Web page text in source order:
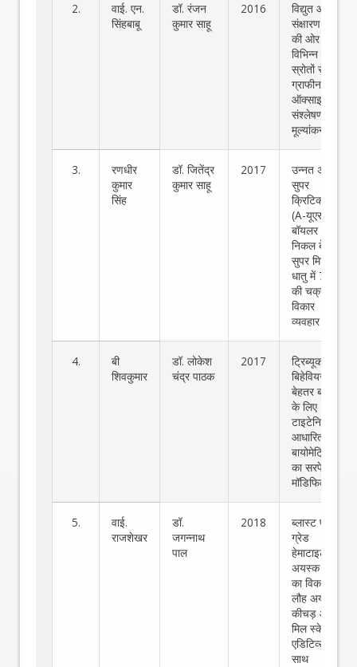
2.
वाई. एन.
सिंहबाबू
डॉ. रंजन
कुमार साहू
2016
विद्युत और
संक्षारण गुणों
की ओर
विभिन्न कार्बन
स्रोतों से
ग्राफीन
ऑक्साइड का
संश्लेषण और
मूल्यांकन
3.
रणधीर
कुमार
सिंह
डॉ. जितेंद्र
कुमार साहू
2017
उन्नत अल्ट्रा
सुपर
क्रिटिकल
(A-यूएससी)
बॉयलर ग्रेड
निकल बेस
सुपर मिश्र
धातु में 740H
की चक्रीय
विकार
व्यवहार
4.
बी
शिवकुमार
डॉ. लोकेश
चंद्र पाठक
2017
ट्रिब्यूकोरेशन
बिहेवियर को
बेहतर बनाने
के लिए
टाइटेनियम
आधारित
बायोमेट्रिक
का सरफेस
मॉडिफिकेशन
5.
वाई.
राजशेखर
डॉ.
जगन्नाथ
पाल
2018
ब्लास्ट फर्नेस
ग्रेड
हेमाटाइट
अयस्क पेलेट
का विकास
लौह अयस्क
कीचड़ और
मिल स्केल
एडिटिव्स के
साथ